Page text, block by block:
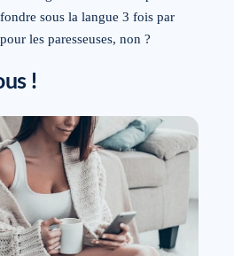
sous la langue 3 fois par
les paresseuses, non ?
!